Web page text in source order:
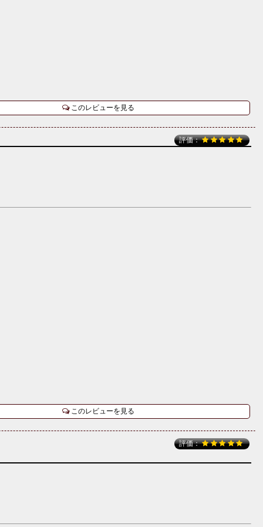
このレビューを見る
評価：
このレビューを見る
評価：